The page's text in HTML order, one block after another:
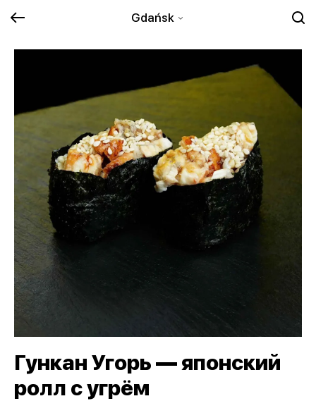
Gdańsk
Гункан Угорь — японский
ролл с угрём